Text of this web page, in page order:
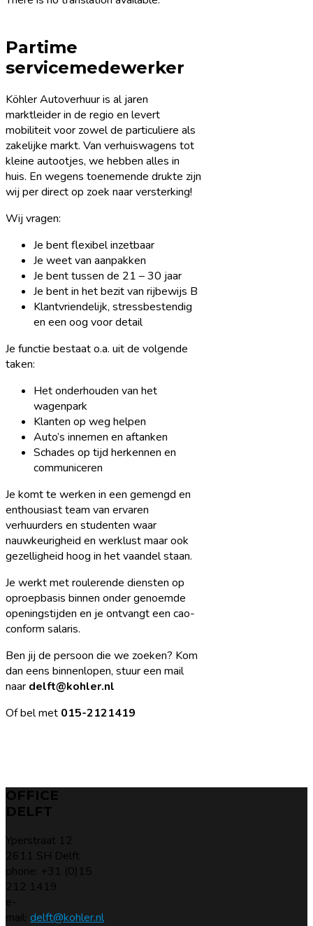
Partime
servicemedewerker
Köhler Autoverhuur is al jaren
marktleider in de regio en levert
mobiliteit voor zowel de particuliere als
zakelijke markt. Van verhuiswagens tot
kleine autootjes, we hebben alles in
huis. En wegens toenemende drukte zijn
wij per direct op zoek naar versterking!
Wij vragen:
Je bent flexibel inzetbaar
Je weet van aanpakken
Je bent tussen de 21 – 30 jaar
Je bent in het bezit van rijbewijs B
Klantvriendelijk, stressbestendig
en een oog voor detail
Je functie bestaat o.a. uit de volgende
taken:
Het onderhouden van het
wagenpark
Klanten op weg helpen
Auto’s innemen en aftanken
Schades op tijd herkennen en
communiceren
Je komt te werken in een gemengd en
enthousiast team van ervaren
verhuurders en studenten waar
nauwkeurigheid en werklust maar ook
gezelligheid hoog in het vaandel staan.
Je werkt met roulerende diensten op
oproepbasis binnen onder genoemde
openingstijden en je ontvangt een cao-
conform salaris.
Ben jij de persoon die we zoeken? Kom
dan eens binnenlopen, stuur een mail
naar delft@kohler.nl
Of bel met 015-2121419
OFFICE
DELFT
Yperstraat 12
2611 SH Delft
phone: +31 (0)15
212 1419
e-
mail: delft@kohler.nl